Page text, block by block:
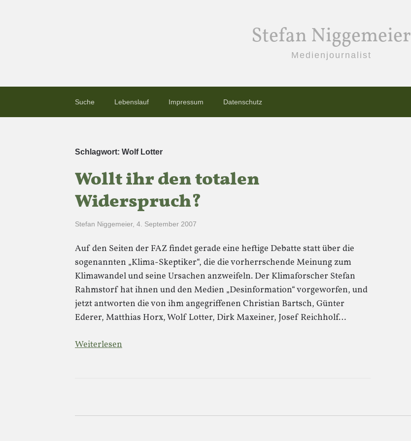
Stefan Niggemeier
Medienjournalist
Suche Lebenslauf Impressum Datenschutz
Schlagwort: Wolf Lotter
Wollt ihr den totalen
Widerspruch?
Stefan Niggemeier, 4. September 2007
Auf den Seiten der FAZ findet gerade eine heftige Debatte statt über die
sogenannten „Klima-Skeptiker“, die die vorherrschende Meinung zum
Klimawandel und seine Ursachen anzweifeln. Der Klimaforscher Stefan
Rahmstorf hat ihnen und den Medien „Desinformation“ vorgeworfen, und
jetzt antworten die von ihm angegriffenen Christian Bartsch, Günter
Ederer, Matthias Horx, Wolf Lotter, Dirk Maxeiner, Josef Reichholf…
Weiterlesen